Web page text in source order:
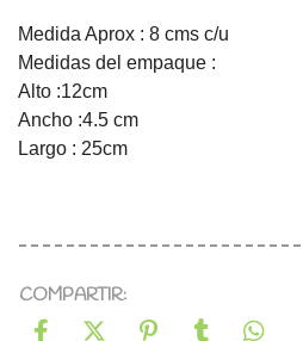
Medida Aprox : 8 cms c/u⠀
Medidas del empaque : ⠀
Alto :12cm⠀
Ancho :4.5 cm⠀
Largo : 25cm⠀
COMPARTIR: